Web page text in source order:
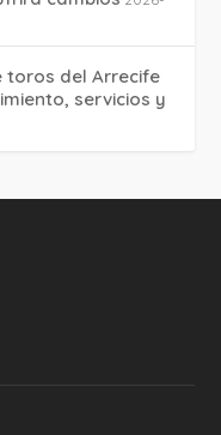
toros del Arrecife
servicios y